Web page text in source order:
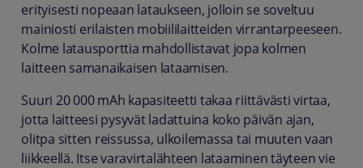
erityisesti nopeaan lataukseen, jolloin se soveltuu
mainiosti erilaisten mobiililaitteiden virrantarpeeseen.
Kolme latausporttia mahdollistavat jopa kolmen
laitteen samanaikaisen lataamisen.
Suuri 20 000 mAh kapasiteetti takaa riittävästi virtaa,
jotta laitteesi pysyvät ladattuina koko päivän ajan,
olitpa sitten reissussa, ulkoilemassa tai muuten vaan
liikkeellä. Itse varavirtalähteen lataaminen täyteen vie